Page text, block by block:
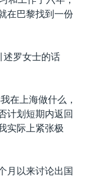
在巴黎找到一份
述罗女士的话
在上海做什么，
计划短期内返回
实际上紧张极
月以来讨论出国